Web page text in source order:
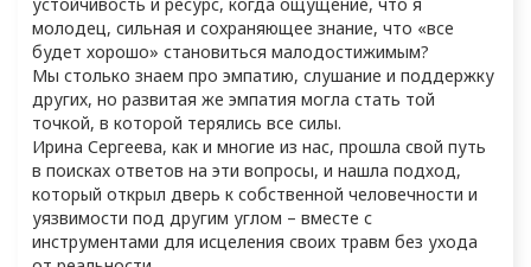
молодец, сильная и сохраняющее знание, что «все
будет хорошо» становиться малодостижимым?
Мы столько знаем про эмпатию, слушание и поддержку
других, но развитая же эмпатия могла стать той
точкой, в которой терялись все силы.
Ирина Сергеева, как и многие из нас, прошла свой путь
в поисках ответов на эти вопросы, и нашла подход,
который открыл дверь к собственной человечности и
уязвимости под другим углом – вместе с
инструментами для исцеления своих травм без ухода